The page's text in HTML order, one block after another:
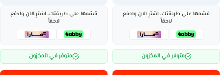
قسّمها على طريقتك، اشترِ الآن وادفع
لاحقاً
متوفر في المخزون
قسّمها على طريقتك، اشترِ الآن وادفع
لاحقاً
متوفر في المخزون